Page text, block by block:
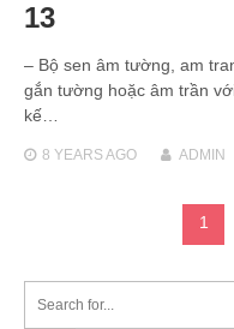
13
– Bộ sen âm tường, am
gắn tường hoặc âm trần
kế…
8 YEARSAGO ADMIN
1